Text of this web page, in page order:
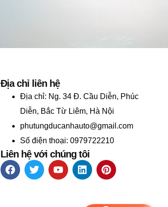
Địa chỉ liên hệ
Địa chỉ: Ng. 34 Đ. Cầu Diễn, Phúc
Diễn, Bắc Từ Liêm, Hà Nội
phutungducanhauto@gmail.com
Số điện thoại: 0979722210
Liên hệ với chúng tôi